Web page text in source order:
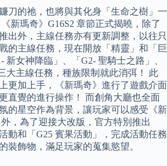
刀的祂，也將與其化身「生命之樹」一
新瑪奇》G16S2 章節正式揭曉，除了
出外，主線任務亦有更新調整，以往只
的主線任務，現在開放「精靈」和「巨
新女神降臨」、「G2- 聖騎士之路」、
大主線任務，種族限制就此消弭！ 此
更加上手，《新瑪奇》進行了遊戲介面
直覺的進行操作！ 而創角大廳也全面
的星空作為背景，讓玩家可以感受《新
，為了迎接大改版，官方特別推出
動和「G25 賓果活動」，完成活動任務
裝飾物，滿足玩家的蒐集慾望。